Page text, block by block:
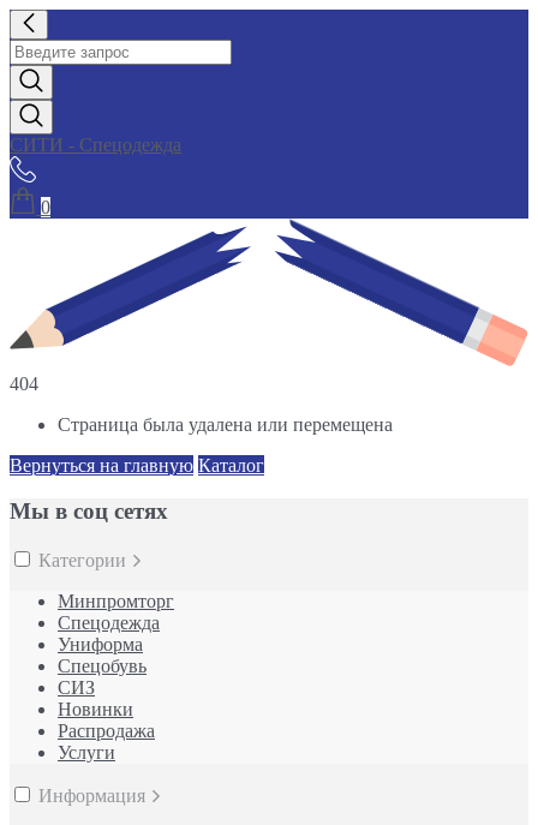
СИТИ - Спецодежда
0
404
Страница была удалена или перемещена
Вернуться на главную Каталог
Мы в соц сетях
Категории
Минпромторг
Спецодежда
Униформа
Спецобувь
СИЗ
Новинки
Распродажа
Услуги
Информация